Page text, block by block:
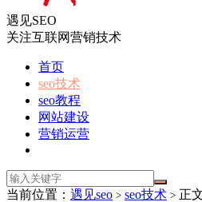
遇见SEO
关注互联网营销技术
首页
seo技术
seo教程
网站建设
营销运营
当前位置： 遇见seo > seo技术 > 正